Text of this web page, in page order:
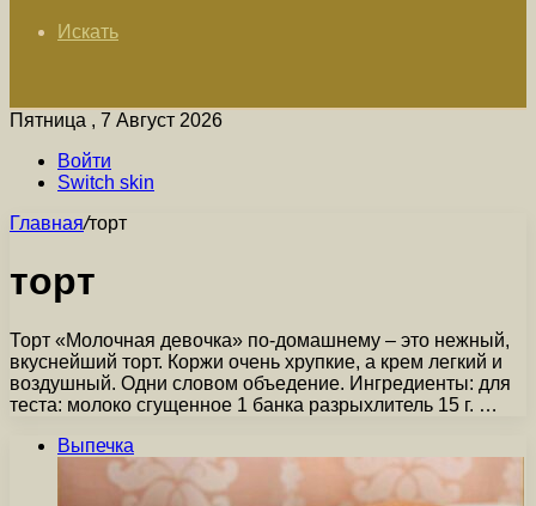
Искать
Пятница , 7 Август 2026
Войти
Switch skin
Главная/торт
торт
Торт «Молочная девочка» по-домашнему – это нежный,
вкуснейший торт. Коржи очень хрупкие, а крем легкий и
воздушный. Одни словом объедение. Ингредиенты: для
теста: молоко сгущенное 1 банка разрыхлитель 15 г. …
Выпечка